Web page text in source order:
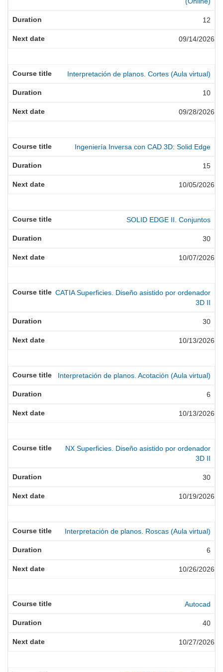
12
09/14/2026
Interpretación de planos. Cortes (Aula virtual)
10
09/28/2026
Ingeniería Inversa con CAD 3D: Solid Edge
15
10/05/2026
SOLID EDGE II. Conjuntos
30
10/07/2026
CATIA Superficies. Diseño asistido por ordenador
3D II
30
10/13/2026
Interpretación de planos. Acotación (Aula virtual)
6
10/13/2026
NX Superficies. Diseño asistido por ordenador
3D II
30
10/19/2026
Interpretación de planos. Roscas (Aula virtual)
6
10/26/2026
Autocad
40
10/27/2026